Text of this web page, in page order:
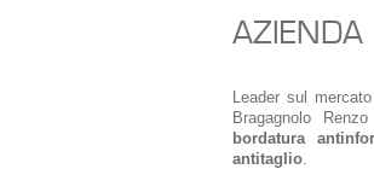
AZIENDA
Leader sul
Bragagnolo
bordatura
antitaglio.